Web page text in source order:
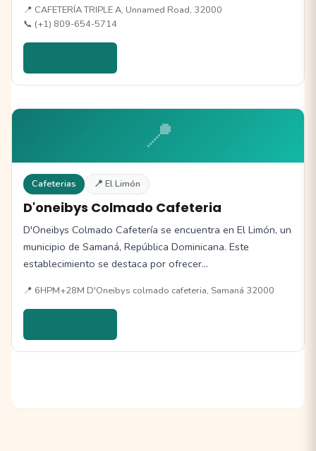
📍 CAFETERÍA TRIPLE A, Unnamed Road, 32000
📞 (+1) 809-654-5714
📍
Cafeterias 📍 El Limón
D'oneibys Colmado Cafeteria
D'Oneibys Colmado Cafetería se encuentra en El Limón, un
municipio de Samaná, República Dominicana. Este
establecimiento se destaca por ofrecer…
📍 6HPM+28M D'Oneibys colmado cafeteria, Samaná 32000